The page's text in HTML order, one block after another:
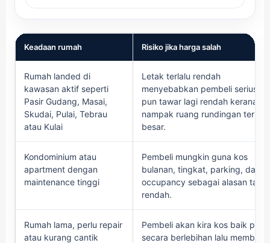
Keadaan rumah Risiko jika harga salah
Rumah landed di
kawasan aktif seperti
Pasir Gudang, Masai,
Skudai, Pulai, Tebrau
atau Kulai
Letak terlalu rendah
menyebabkan pembeli serius
pun tawar lagi rendah kerana
nampak ruang rundingan terlalu
besar.
Kondominium atau
apartment dengan
maintenance tinggi
Pembeli mungkin guna kos
bulanan, tingkat, parking, dan
occupancy sebagai alasan
rendah.
Rumah lama, perlu repair
atau kurang cantik
Pembeli akan kira kos baik pulih
secara berlebihan lalu membuat